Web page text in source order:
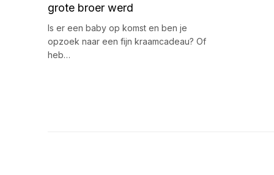
grote broer werd
Is er een baby op komst en ben je
opzoek naar een fijn kraamcadeau? Of
heb…